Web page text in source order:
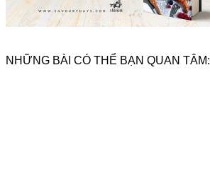
NHỮNG BÀI CÓ THỂ BẠN QUAN TÂM: